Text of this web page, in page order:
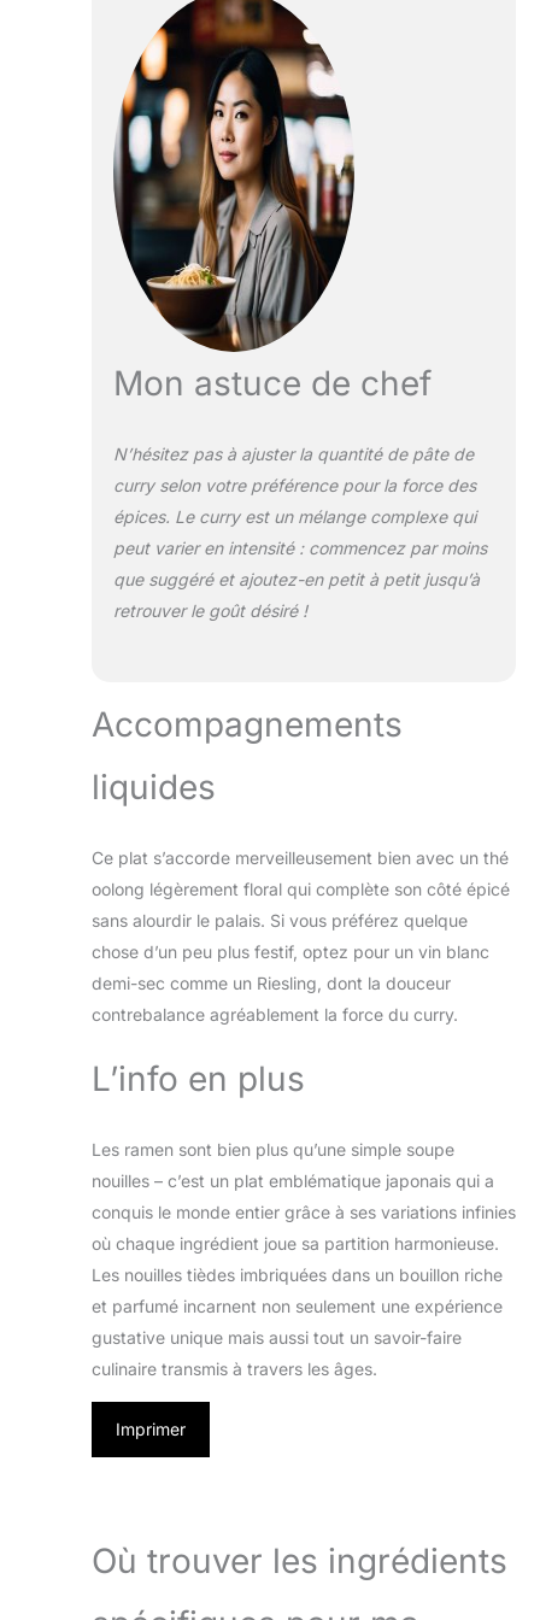
Mon astuce de chef
N’hésitez pas à ajuster la quantité de pâte de
curry selon votre préférence pour la force des
épices. Le curry est un mélange complexe qui
peut varier en intensité : commencez par moins
que suggéré et ajoutez-en petit à petit jusqu’à
retrouver le goût désiré !
Accompagnements
liquides
Ce plat s’accorde merveilleusement bien avec un thé
oolong légèrement floral qui complète son côté épicé
sans alourdir le palais. Si vous préférez quelque
chose d’un peu plus festif, optez pour un vin blanc
demi-sec comme un Riesling, dont la douceur
contrebalance agréablement la force du curry.
L’info en plus
Les ramen sont bien plus qu’une simple soupe
nouilles – c’est un plat emblématique japonais qui a
conquis le monde entier grâce à ses variations infinies
où chaque ingrédient joue sa partition harmonieuse.
Les nouilles tièdes imbriquées dans un bouillon riche
et parfumé incarnent non seulement une expérience
gustative unique mais aussi tout un savoir-faire
culinaire transmis à travers les âges.
Imprimer
Où trouver les ingrédients